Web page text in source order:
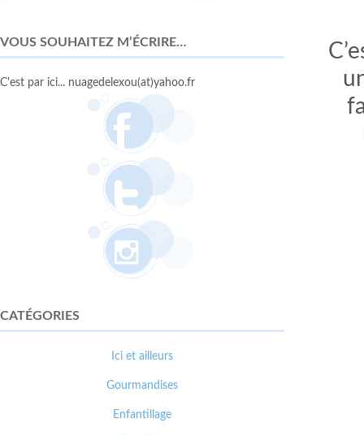
VOUS SOUHAITEZ M’ÉCRIRE…
C'est par ici... nuagedelexou(at)yahoo.fr
CATÉGORIES
Ici et ailleurs
Gourmandises
Enfantillage